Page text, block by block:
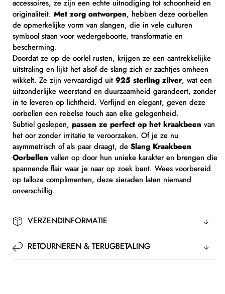
accessoires, ze zijn een echte uitnodiging tot schoonheid en
originaliteit. Met zorg ontworpen, hebben deze oorbellen
de opmerkelijke vorm van slangen, die in vele culturen
symbool staan voor wedergeboorte, transformatie en
bescherming.
Doordat ze op de oorlel rusten, krijgen ze een aantrekkelijke
uitstraling en lijkt het alsof de slang zich er zachtjes omheen
wikkelt. Ze zijn vervaardigd uit 925 sterling zilver, wat een
uitzonderlijke weerstand en duurzaamheid garandeert, zonder
in te leveren op lichtheid. Verfijnd en elegant, geven deze
oorbellen een rebelse touch aan elke gelegenheid.
Subtiel geslepen, passen ze perfect op het kraakbeen van
het oor zonder irritatie te veroorzaken. Of je ze nu
asymmetrisch of als paar draagt, de Slang Kraakbeen
Oorbellen vallen op door hun unieke karakter en brengen die
spannende flair waar je naar op zoek bent. Wees voorbereid
op talloze complimenten, deze sieraden laten niemand
onverschillig.
VERZENDINFORMATIE
RETOURNEREN & TERUGBETALING